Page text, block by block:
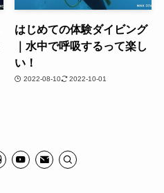
はじめての体験ダイビング
｜水中で呼吸するって楽し
い！
2022-08-10 2022-10-01